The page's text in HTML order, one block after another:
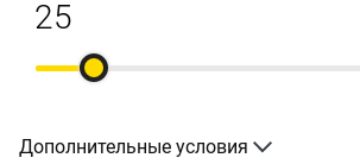
Дополнительные условия